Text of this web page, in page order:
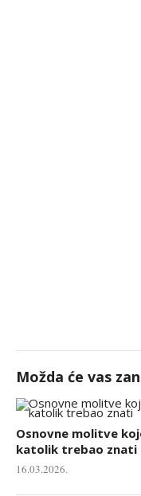
Možda će vas
Osnovne molitve
katolik trebao znati
16.03.2026.